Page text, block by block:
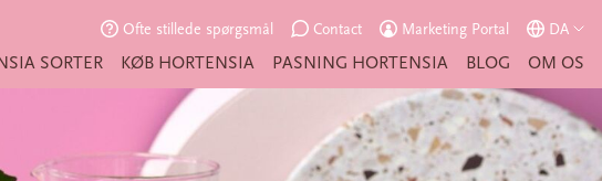
SORTER KØB HORTENSIA PASNING HORTENSIA BLOG OM OS
Ofte stillede spørgsmål Contact Marketing Portal DA